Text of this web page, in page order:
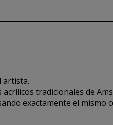
artista.
tradicionales de
exactamente el mismo